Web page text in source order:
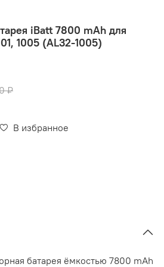
iBatt 7800 mAh для
1005 (AL32-1005)
В избранное
₽
батарея ёмкостью 7800 mAh